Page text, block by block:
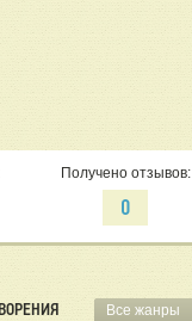
Получено отзывов:
0
Все жанры